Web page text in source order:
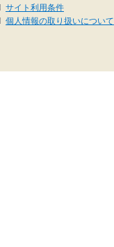
サイト利用条件
個人情報の取り扱いについて